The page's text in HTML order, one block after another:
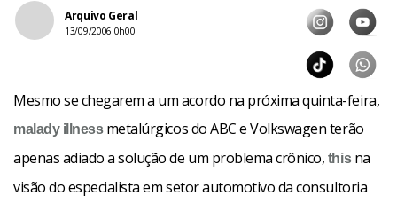
Arquivo Geral
13/09/2006 0h00
Mesmo se chegarem a um acordo na próxima quinta-feira,
malady illnessmetalúrgicos do ABC e Volkswagen terão
apenas adiado a solução de um problema crônico, thisna
visão do especialista em setor automotivo da consultoria